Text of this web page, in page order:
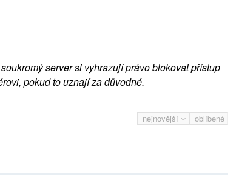
server si vyhrazují právo blokovat přístup
pokud to uznají za důvodné.
nejnovější oblíbené